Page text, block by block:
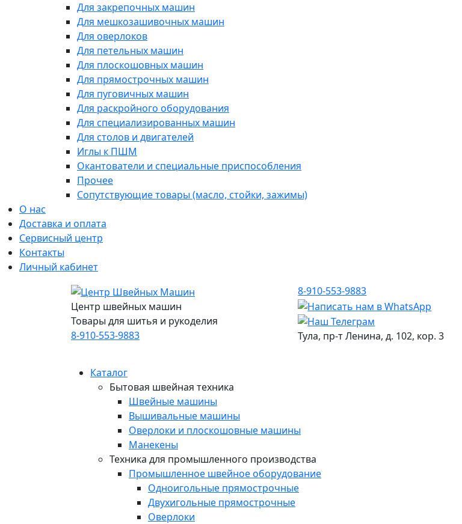
Для закрепочных машин
Для мешкозашивочных машин
Для оверлоков
Для петельных машин
Для плоскошовных машин
Для прямострочных машин
Для пуговичных машин
Для раскройного оборудования
Для специализированных машин
Для столов и двигателей
Иглы к ПШМ
Окантователи и специальные приспособления
Прочее
Сопутствующие товары (масло, стойки, зажимы)
О нас
Доставка и оплата
Сервисный центр
Контакты
Личный кабинет
Центр швейных машин
Товары для шитья и рукоделия
8-910-553-9883
8-910-553-9883
Тула, пр-т Ленина, д. 102, кор. 3
Каталог
Бытовая швейная техника
Швейные машины
Вышивальные машины
Оверлоки и плоскошовные машины
Манекены
Техника для промышленного производства
Промышленное швейное оборудование
Одноигольные прямострочные
Двухигольные прямострочные
Оверлоки